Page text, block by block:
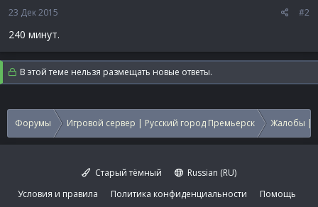
23 Дек 2015 #2
240 минут.
В этой теме нельзя размещать новые ответы.
Форумы Игровой сервер | Русский город Премьерск Жалобы |
Старый тёмный
Russian (RU)
Условия и правила
Политика конфиденциальности Помощь